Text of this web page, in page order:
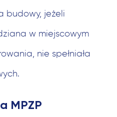
budowy, jeżeli
w miejscowym
nie spełniała
MPZP